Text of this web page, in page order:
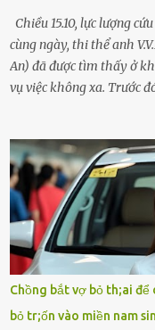
Chiều 15.10, lực lượng
cùng ngày, thi thể anh
An) đã được tìm thấy ở
vụ việc không xa. Trước
– rồi để lại xe máy trên
sông. Người thân và
con mất tích trên sông
hiện trường, người dân
soát Nghệ An cùng hai
lượng chức năng phối
khai tìm kiếm. Danh tính
và 2 con gái là cháu
con của anh D. và chị
Chồng bắt vợ bỏ th;ai
bỏ tr;ốn vào miền nam